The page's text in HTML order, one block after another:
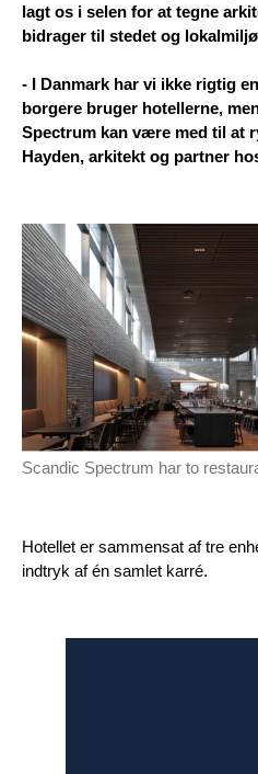
lagt os i selen for at tegne
bidrager til stedet og
- I Danmark har vi ikke rigtig
borgere bruger hotellerne,
Spectrum kan være med til at
Hayden, arkitekt og partner
Scandic Spectrum har to
Hotellet er sammensat af tre
indtryk af én samlet karré.